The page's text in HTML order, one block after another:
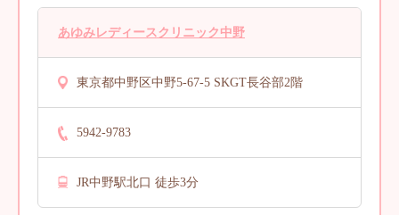
あゆみレディースクリニック中野
東京都中野区中野5-67-5 SKGT長谷部2階
5942-9783
JR中野駅北口 徒歩3分